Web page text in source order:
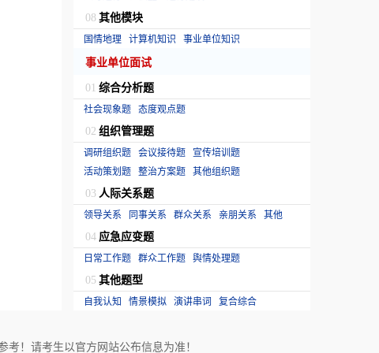
08 其他模块
国情地理 计算机知识 事业单位知识
事业单位面试
01 综合分析题
社会现象题 态度观点题
02 组织管理题
调研组织题 会议接待题 宣传培训题
活动策划题 整治方案题 其他组织题
03 人际关系题
领导关系 同事关系 群众关系 亲朋关系 其他
04 应急应变题
日常工作题 群众工作题 舆情处理题
05 其他题型
自我认知 情景模拟 演讲串词 复合综合
！请考生以官方网站公布信息为准！